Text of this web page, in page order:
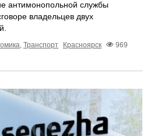
антимонопольной службы
владельцев двух
Транспорт Красноярск
969